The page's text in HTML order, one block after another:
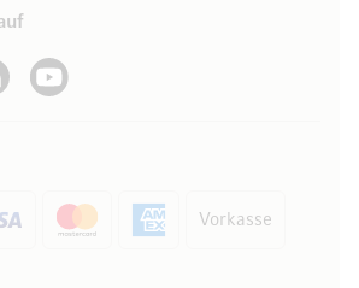
account
LinkedIn
See our YouTube channel
Vorkasse